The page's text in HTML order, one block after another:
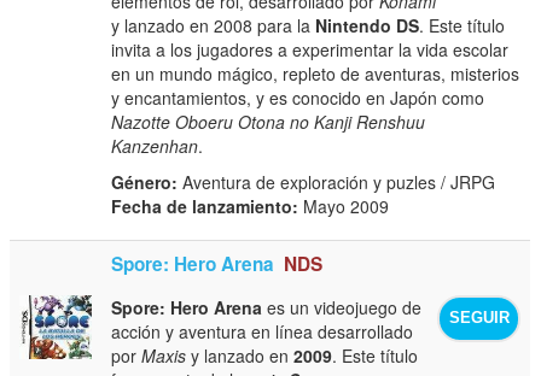
y lanzado en 2008 para la Nintendo DS. Este título
invita a los jugadores a experimentar la vida escolar
en un mundo mágico, repleto de aventuras, misterios
y encantamientos, y es conocido en Japón como
Nazotte Oboeru Otona no Kanji Renshuu
Kanzenhan.
Género: Aventura de exploración y puzles / JRPG
Fecha de lanzamiento: Mayo 2009
Spore: Hero Arena NDS
SEGUIR
Spore: Hero Arena es un videojuego de
acción y aventura en línea desarrollado
porMaxis y lanzado en2009. Este título